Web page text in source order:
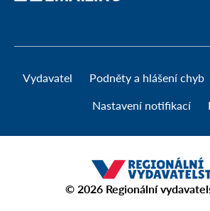
Vydavatel Podněty a hlášení chyb
Nastavení notifikací
© 2026 Regionální